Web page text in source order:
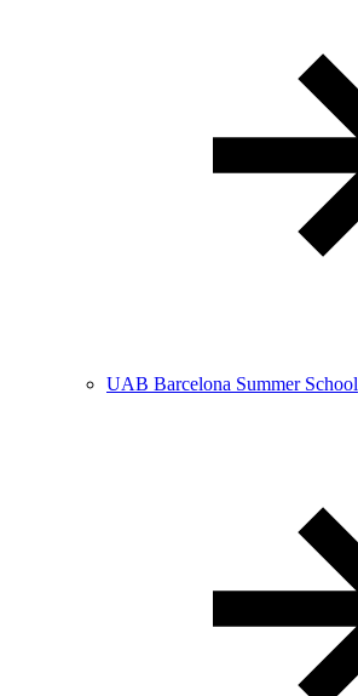
UAB Barcelona Summer School